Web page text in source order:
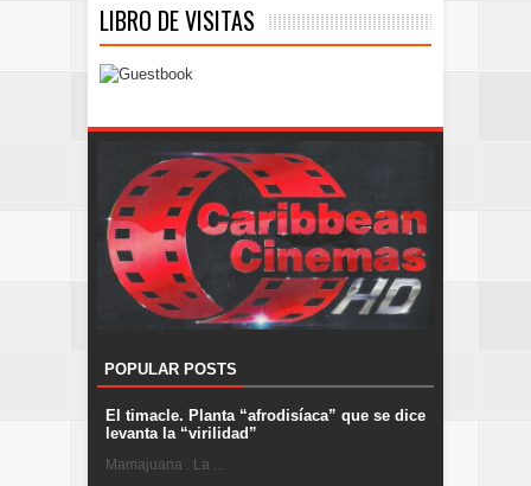
LIBRO DE VISITAS
POPULAR POSTS
El timacle. Planta “afrodisíaca” que se dice
levanta la “virilidad”
Mamajuana . La ...